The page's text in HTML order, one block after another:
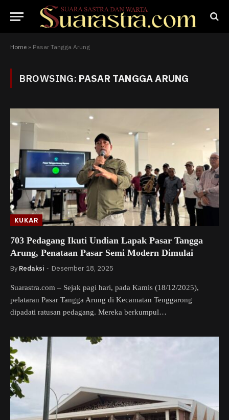
Home » Pasar Tangga Arung
BROWSING: PASAR TANGGA ARUNG
KUKAR
703 Pedagang Ikuti Undian Lapak Pasar Tangga
Arung, Penataan Pasar Semi Modern Dimulai
By Redaksi Desember 18, 2025
Suarastra.com – Sejak pagi hari, pada Kamis (18/12/2025),
pelataran Pasar Tangga Arung di Kecamatan Tenggarong
dipadati ratusan pedagang. Mereka berkumpul…